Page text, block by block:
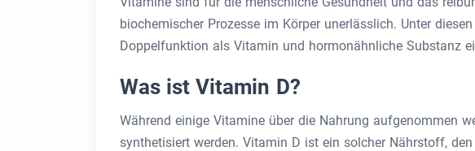
biochemischer Prozesse im Körper unerlässlich. Unter
Doppelfunktion als Vitamin und hormonähnliche Substanz
Was ist Vitamin D?
Während einige Vitamine über die Nahrung aufgenommen
synthetisiert werden. Vitamin D ist ein solcher Nährstoff,